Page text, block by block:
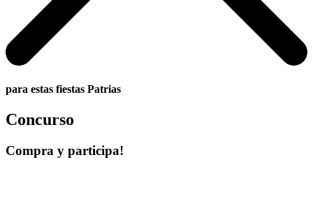
para estas fiestas Patrias
Concurso
Compra y participa!